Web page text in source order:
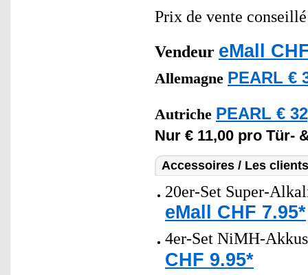
Prix de vente
Vendeur eMall
Allemagne PEARL €
Autriche PEARL €
Nur € 11,00 pro Tür-
Accessoires / Les
20er-Set Super-
eMall CHF 7.95*
4er-Set NiMH-
CHF 9.95*